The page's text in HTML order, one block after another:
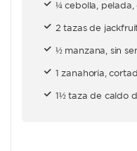
¼ cebolla, pelada,
2 tazas de
½ manzana, sin
1 zanahoria,
1½ taza de caldo